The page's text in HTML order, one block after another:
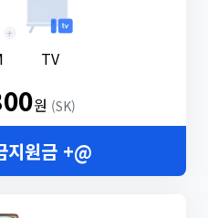
+
TV
원 (SK)
지원금 +@